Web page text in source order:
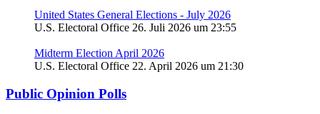
United States General Elections - July 2026
U.S. Electoral Office 26. Juli 2026 um 23:55
Midterm Election April 2026
U.S. Electoral Office 22. April 2026 um 21:30
Public Opinion Polls